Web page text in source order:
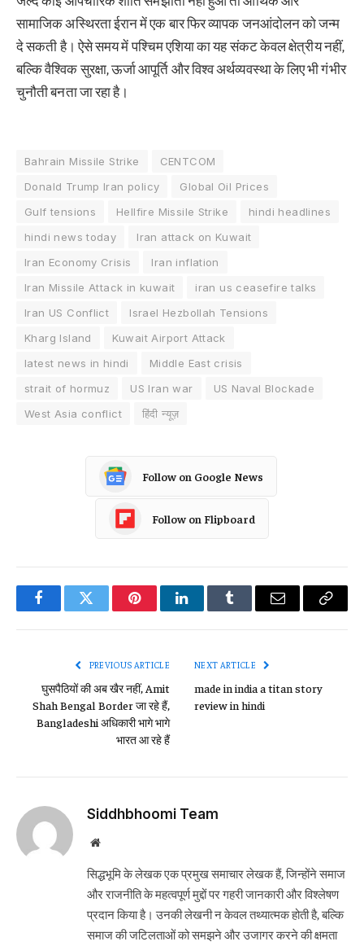
सामाजिक अस्थिरता ईरान में एक बार फिर व्यापक जनआंदोलन को जन्म
दे सकती है। ऐसे समय में पश्चिम एशिया का यह संकट केवल क्षेत्रीय नहीं,
बल्कि वैश्विक सुरक्षा, ऊर्जा आपूर्ति और विश्व अर्थव्यवस्था के लिए भी गंभीर
चुनौती बनता जा रहा है।
Bahrain Missile Strike
CENTCOM
Donald Trump Iran policy
Global Oil Prices
Gulf tensions
Hellfire Missile Strike
hindi headlines
hindi news today
Iran attack on Kuwait
Iran Economy Crisis
Iran inflation
Iran Missile Attack in kuwait
iran us ceasefire talks
Iran US Conflict
Israel Hezbollah Tensions
Kharg Island
Kuwait Airport Attack
latest news in hindi
Middle East crisis
strait of hormuz
US Iran war
US Naval Blockade
West Asia conflict
हिंदी न्यूज़
Follow on Google News
Follow on Flipboard
FacebookTwitter PinterestLinkedInTumblr Email
Copy
PREVIOUS ARTICLE
घुसपैठियों की अब खैर नहीं, Amit
Shah Bengal Border जा रहे हैं,
Bangladeshi अधिकारी भागे भागे
भारत आ रहे हैं
NEXT ARTICLE
made in india a titan story
review in hindi
Siddhbhoomi Team
Website
सिद्धभूमि के लेखक एक प्रमुख समाचार लेखक हैं, जिन्होंने समाज
और राजनीति के महत्वपूर्ण मुद्दों पर गहरी जानकारी और विश्लेषण
प्रदान किया है। उनकी लेखनी न केवल तथ्यात्मक होती है, बल्कि
समाज की जटिलताओं को समझने और उजागर करने की क्षमता